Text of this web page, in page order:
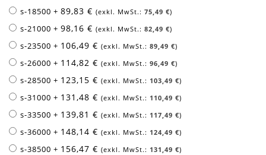
s-18500+89,83 € 75,49 €
s-21000+98,16 € 82,49 €
s-23500+ 106,49 € 89,49 €
s-26000+ 114,82 € 96,49 €
s-28500+ 123,15 € 103,49 €
s-31000+ 131,48 € 110,49 €
s-33500+ 139,81 € 117,49 €
s-36000+ 148,14 € 124,49 €
s-38500+ 156,47 € 131,49 €